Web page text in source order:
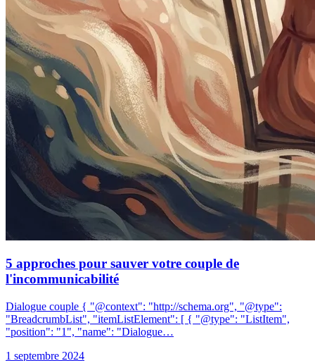
5 approches pour sauver votre couple de
l'incommunicabilité
Dialogue couple { "@context": "http://schema.org", "@type":
"BreadcrumbList", "itemListElement": [ { "@type": "ListItem",
"position": "1", "name": "Dialogue…
1 septembre 2024